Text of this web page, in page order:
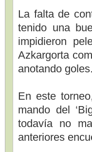
La falta de
tenido una
impidieron
Azkargorta
anotando
En este
mando del
todavía no
anteriores